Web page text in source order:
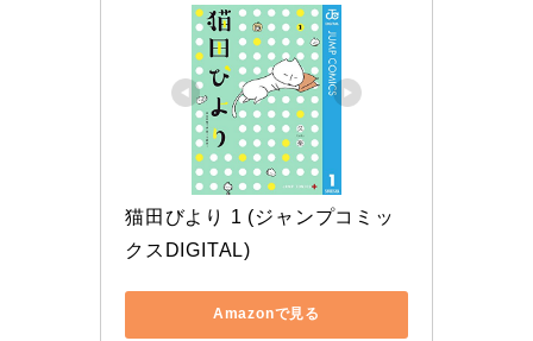
猫田びより 1 (ジャンプコミッ
クスDIGITAL)
Amazonで見る